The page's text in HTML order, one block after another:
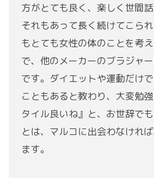
方がとても良く、楽しく世間話
それもあって長く続けてこら
もとても女性の体のことを考
で、他のメーカーのブラジャ
です。ダイエットや運動だけ
こともあると教わり、大変勉
タイル良いね』と、お世辞で
とは、マルコに出会わなけれ
ます。